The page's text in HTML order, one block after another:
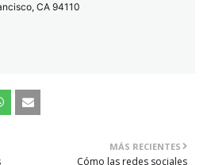
CA 94110
MÁS RECIENTES
Cómo las redes sociales